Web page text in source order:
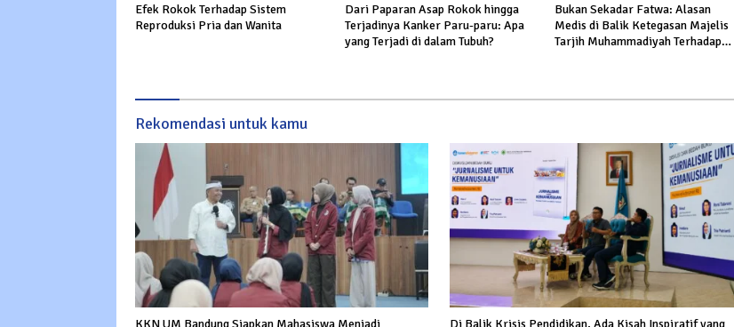
Efek Rokok Terhadap Sistem
Reproduksi Pria dan Wanita
Dari Paparan Asap Rokok hingga
Terjadinya Kanker Paru-paru: Apa
yang Terjadi di dalam Tubuh?
Bukan Sekadar Fatwa: Alasan
Medis di Balik Ketegasan Majelis
Tarjih Muhammadiyah Terhadap
Rekomendasi untuk kamu